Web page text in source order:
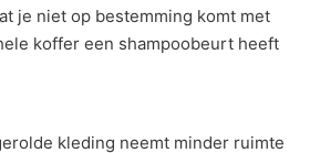
je niet op bestemming komt met
koffer een shampoobeurt heeft
kleding neemt minder ruimte